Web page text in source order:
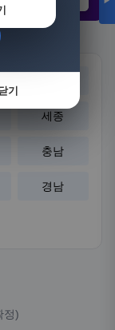
원
세종
충남
경남
정)
기
기